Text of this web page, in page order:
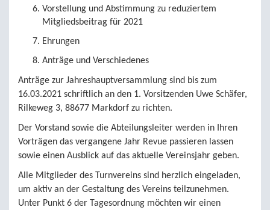
Vorstellung und Abstimmung zu reduziertem
Mitgliedsbeitrag für 2021
Ehrungen
Anträge und Verschiedenes
Anträge zur Jahreshauptversammlung sind bis zum
16.03.2021 schriftlich an den 1. Vorsitzenden Uwe Schäfer,
Rilkeweg 3, 88677 Markdorf zu richten.
Der Vorstand sowie die Abteilungsleiter werden in Ihren
Vorträgen das vergangene Jahr Revue passieren lassen
sowie einen Ausblick auf das aktuelle Vereinsjahr geben.
Alle Mitglieder des Turnvereins sind herzlich eingeladen,
um aktiv an der Gestaltung des Vereins teilzunehmen.
Unter Punkt 6 der Tagesordnung möchten wir einen